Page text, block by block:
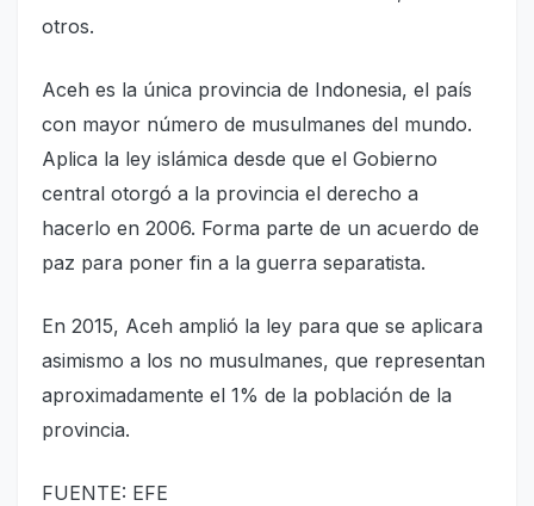
otros.
Aceh es la única provincia de Indonesia, el país
con mayor número de musulmanes del mundo.
Aplica la ley islámica desde que el Gobierno
central otorgó a la provincia el derecho a
hacerlo en 2006. Forma parte de un acuerdo de
paz para poner fin a la guerra separatista.
En 2015, Aceh amplió la ley para que se aplicara
asimismo a los no musulmanes, que representan
aproximadamente el 1% de la población de la
provincia.
FUENTE: EFE